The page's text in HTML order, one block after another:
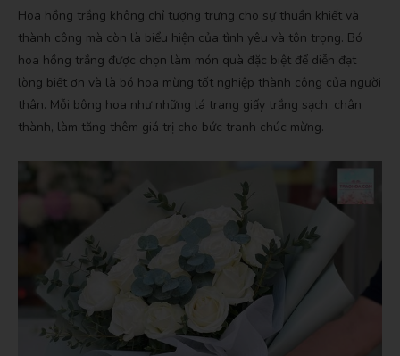
Hoa hồng trắng không chỉ tượng trưng cho sự thuần khiết và
thành công mà còn là biểu hiện của tình yêu và tôn trọng. Bó
hoa hồng trắng được chọn làm món quà đặc biệt để diễn đạt
lòng biết ơn và là bó hoa mừng tốt nghiệp thành công của người
thân. Mỗi bông hoa như những lá trang giấy trắng sạch, chân
thành, làm tăng thêm giá trị cho bức tranh chúc mừng.